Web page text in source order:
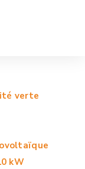
verte
kW